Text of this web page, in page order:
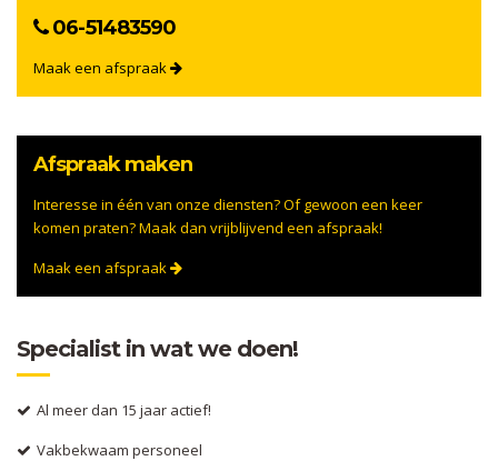
06-51483590
Maak een afspraak
Afspraak maken
Interesse in één van onze diensten? Of gewoon een keer
komen praten? Maak dan vrijblijvend een afspraak!
Maak een afspraak
Specialist in wat we doen!
Al meer dan 15 jaar actief!
Vakbekwaam personeel